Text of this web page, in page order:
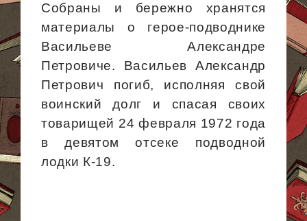
Собраны и бережно хранятся
материалы о герое-подводнике
Васильеве Александре
Петровиче. Васильев Александр
Петрович погиб, исполняя свой
воинский долг и спасая своих
товарищей 24 февраля 1972 года
в девятом отсеке подводной
лодки К-19.